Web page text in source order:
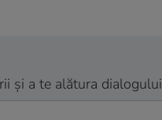
și a te alătura